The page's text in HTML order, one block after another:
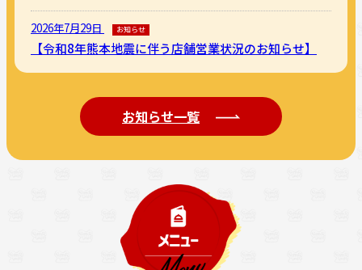
2026年7月29日 お知らせ
【令和8年熊本地震に伴う店舗営業状況のお知らせ】
お知らせ一覧